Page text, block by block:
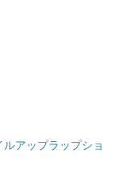
アップラップショ